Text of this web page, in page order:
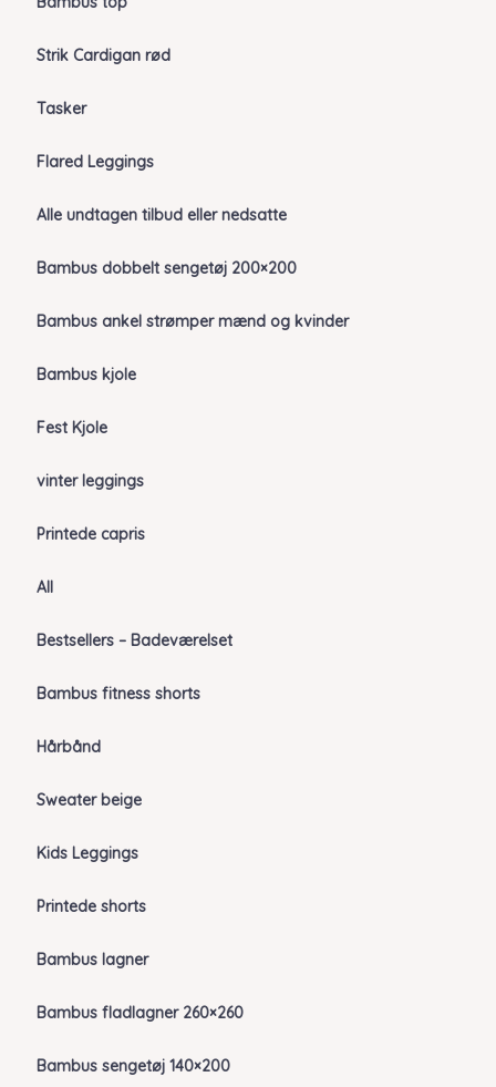
Strik Cardigan rød
Tasker
Flared Leggings
Alle undtagen tilbud eller nedsatte
Bambus dobbelt sengetøj 200×200
Bambus ankel strømper mænd og kvinder
Bambus kjole
Fest Kjole
vinter leggings
Printede capris
All
Bestsellers – Badeværelset
Bambus fitness shorts
Hårbånd
Sweater beige
Kids Leggings
Printede shorts
Bambus lagner
Bambus fladlagner 260×260
Bambus sengetøj 140×200